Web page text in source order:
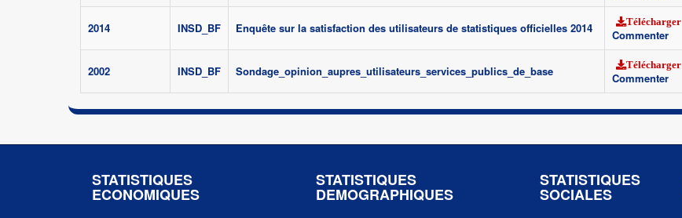
2014 INSD_BF Enquête sur la satisfaction des utilisateurs de statistiques officielles 2014 Télécharger
Commenter
2002 INSD_BF Sondage_opinion_aupres_utilisateurs_services_publics_de_base Télécharger
Commenter
STATISTIQUES
ECONOMIQUES
STATISTIQUES
DEMOGRAPHIQUES
STATISTIQUES
SOCIALES